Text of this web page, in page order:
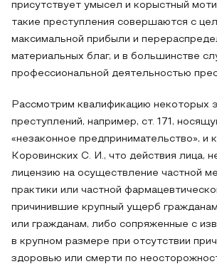
присутствует умысел и корыстный
такие преступления совершаются с
максимальной прибыли и
материальных благ, и в большинстве
профессиональной деятельностью
Рассмотрим квалификацию некоторых
преступлений, например, ст. 171,
«незаконное предпринимательство», и
Коровинских С. И., что действия лица,
лицензию на осуществление частной
практики или частной
причинившие крупный ущерб
или гражданам, либо сопряженные с
в крупном размере при отсутствии
здоровью или смерти по